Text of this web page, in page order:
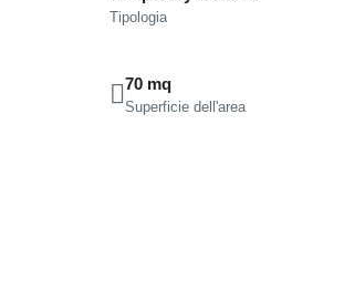
Tipologia
70 mq
Superficie dell'area